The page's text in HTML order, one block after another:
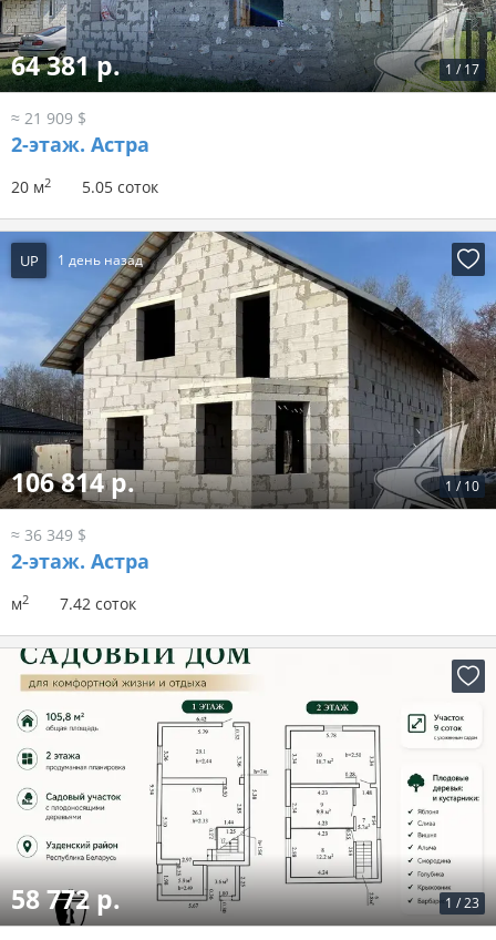
1 / 17
64 381 р.
≈ 21 909 $
2-этаж. Астра
20 м2 5.05 соток
UP 1 день назад
1 / 10
106 814 р.
≈ 36 349 $
2-этаж. Астра
м2 7.42 соток
1 /23
58 772 р.